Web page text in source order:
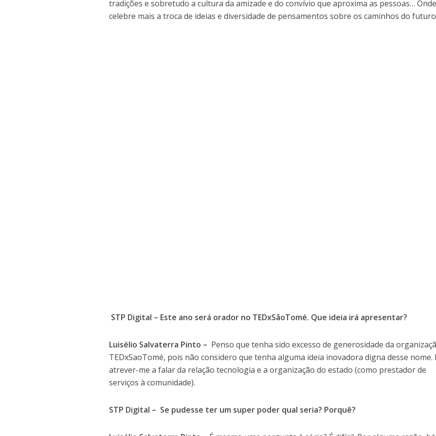
tradições e sobretudo a cultura da amizade e do convívio que aproxima as pessoas…
celebre mais a troca de ideias e diversidade de pensamentos sobre os caminhos do
STP Digital – Este ano será orador no TEDxSãoTomé. Que ideia irá apresentar?
Luisélio Salvaterra Pinto – Penso que tenha sido excesso de generosidade da
TEDxSaoTomé, pois não considero que tenha alguma ideia inovadora digna desse nome.
atrever-me a falar da relação tecnologia e a organização do estado (como prestador de
serviços à comunidade).
STP Digital – Se pudesse ter um super poder qual seria? Porquê?